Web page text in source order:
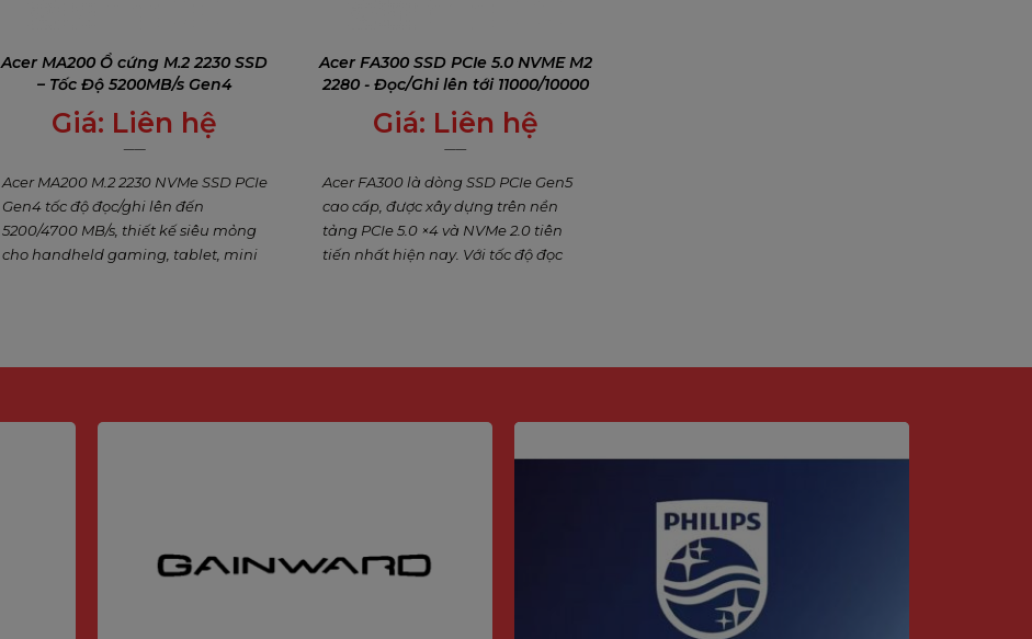
Acer MA200 Ổ cứng M.2 2230 SSD
– Tốc Độ 5200MB/s Gen4
Giá: Liên hệ
0₫
Acer MA200 M.2 2230 NVMe SSD PCIe
Gen4 tốc độ đọc/ghi lên đến
5200/4700 MB/s, thiết kế siêu mỏng
cho handheld gaming, tablet, mini
Acer FA300 SSD PCIe 5.0 NVME M2
2280 - Đọc/Ghi lên tới 11000/10000
MB/s
Giá: Liên hệ
0₫
Acer FA300 là dòng SSD PCIe Gen5
cao cấp, được xây dựng trên nền
tảng PCIe 5.0 ×4 và NVMe 2.0 tiên
tiến nhất hiện nay. Với tốc độ đọc
các ứng dụng AI PC hiện đại.